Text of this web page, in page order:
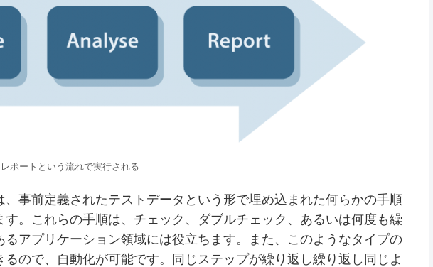
ポートという流れで実行される
、事前定義されたテストデータという形で埋め込まれた何らかの手順
す。これらの手順は、チェック、ダブルチェック、あるいは何度も繰
るアプリケーション領域には役立ちます。また、このようなタイプの
ので、自動化が可能です。同じステップが繰り返し繰り返し同じよ